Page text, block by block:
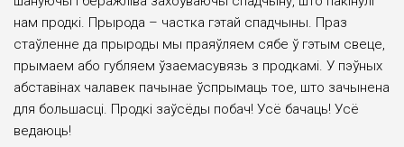
нам продкі. Прырода – частка гэтай спадчыны. Праз
стаўленне да прыроды мы праяўляем сябе ў гэтым свеце,
прымаем або губляем ўзаемасувязь з продкамі. У пэўных
абставінах чалавек пачынае ўспрымаць тое, што зачынена
для большасці. Продкі заўсёды побач! Усё бачаць! Усё
ведаюць!